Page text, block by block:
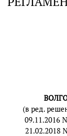
(в ред.
09.11.2016
21.02.2018